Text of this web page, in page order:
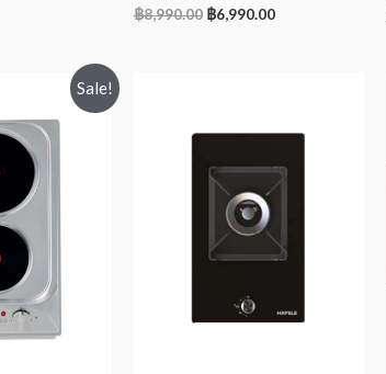
฿8,990.00 ฿6,990.00
Sale!